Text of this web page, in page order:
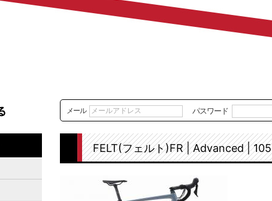
メール パスワード
FELT(フェルト)FR | Advanced | 105